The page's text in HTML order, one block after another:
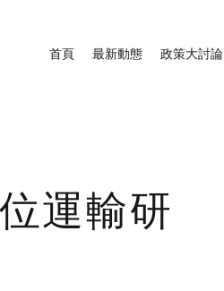
首頁 最新動態 政策大討論
運輸研